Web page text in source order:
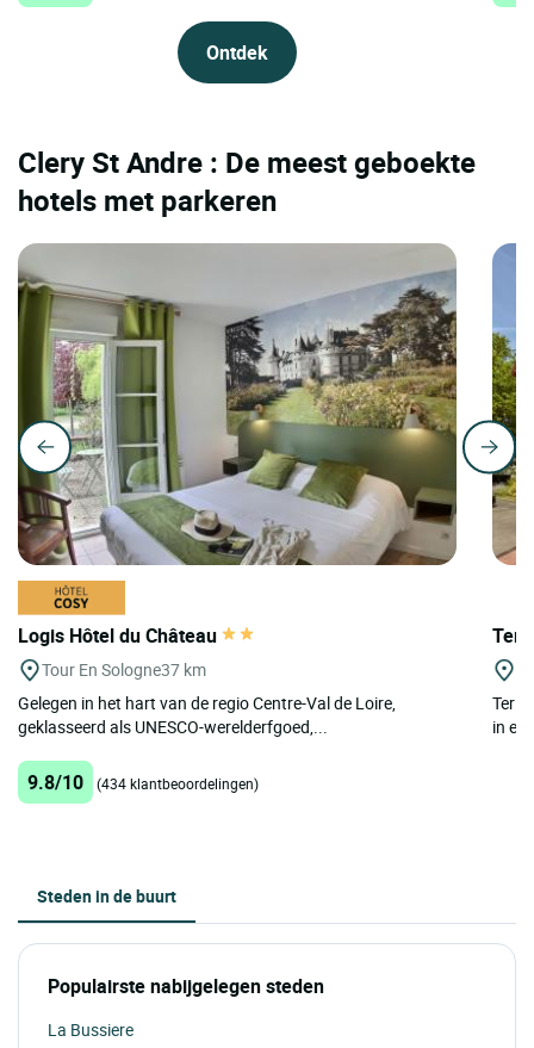
Ontdek
Clery St Andre : De meest geboekte
hotels met parkeren
Logis Hôtel du Château
Tour En Sologne37 km
Gelegen in het hart van de regio Centre-Val de Loire,
geklasseerd als UNESCO-werelderfgoed,...
9.8/10 (434 klantbeoordelingen)
in
Steden in de buurt
Populairste nabijgelegen steden
La Bussiere